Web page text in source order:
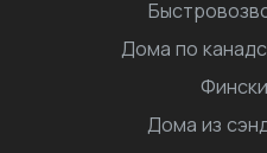
Дома по
Дома из